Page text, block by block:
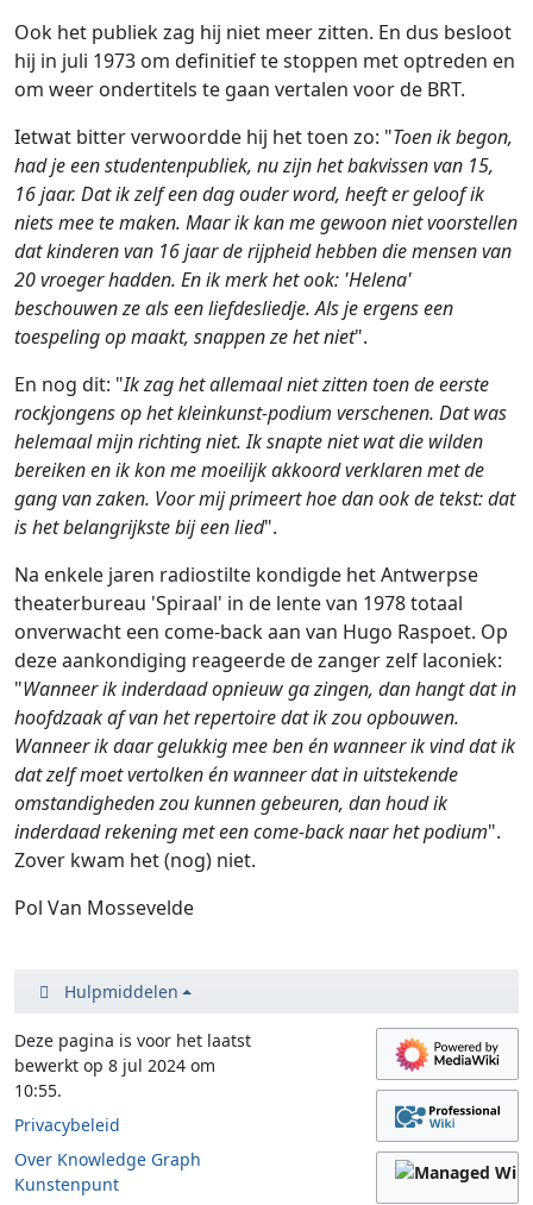
Ook het publiek zag hij niet meer zitten. En dus besloot
hij in juli 1973 om definitief te stoppen met optreden en
om weer ondertitels te gaan vertalen voor de BRT.
Ietwat bitter verwoordde hij het toen zo: "Toen ik begon,
had je een studentenpubliek, nu zijn het bakvissen van 15,
16 jaar. Dat ik zelf een dag ouder word, heeft er geloof ik
niets mee te maken. Maar ik kan me gewoon niet voorstellen
dat kinderen van 16 jaar de rijpheid hebben die mensen van
20 vroeger hadden. En ik merk het ook: 'Helena'
beschouwen ze als een liefdesliedje. Als je ergens een
toespeling op maakt, snappen ze het niet".
En nog dit: "Ik zag het allemaal niet zitten toen de eerste
rockjongens op het kleinkunst-podium verschenen. Dat was
helemaal mijn richting niet. Ik snapte niet wat die wilden
bereiken en ik kon me moeilijk akkoord verklaren met de
gang van zaken. Voor mij primeert hoe dan ook de tekst: dat
is het belangrijkste bij een lied".
Na enkele jaren radiostilte kondigde het Antwerpse
theaterbureau 'Spiraal' in de lente van 1978 totaal
onverwacht een come-back aan van Hugo Raspoet. Op
deze aankondiging reageerde de zanger zelf laconiek:
"Wanneer ik inderdaad opnieuw ga zingen, dan hangt dat in
hoofdzaak af van het repertoire dat ik zou opbouwen.
Wanneer ik daar gelukkig mee ben én wanneer ik vind dat ik
dat zelf moet vertolken én wanneer dat in uitstekende
omstandigheden zou kunnen gebeuren, dan houd ik
inderdaad rekening met een come-back naar het podium".
Zover kwam het (nog) niet.
Pol Van Mossevelde
Hulpmiddelen
Deze pagina is voor het laatst
bewerkt op 8 jul 2024 om
10:55.
Privacybeleid
Over Knowledge Graph
Kunstenpunt